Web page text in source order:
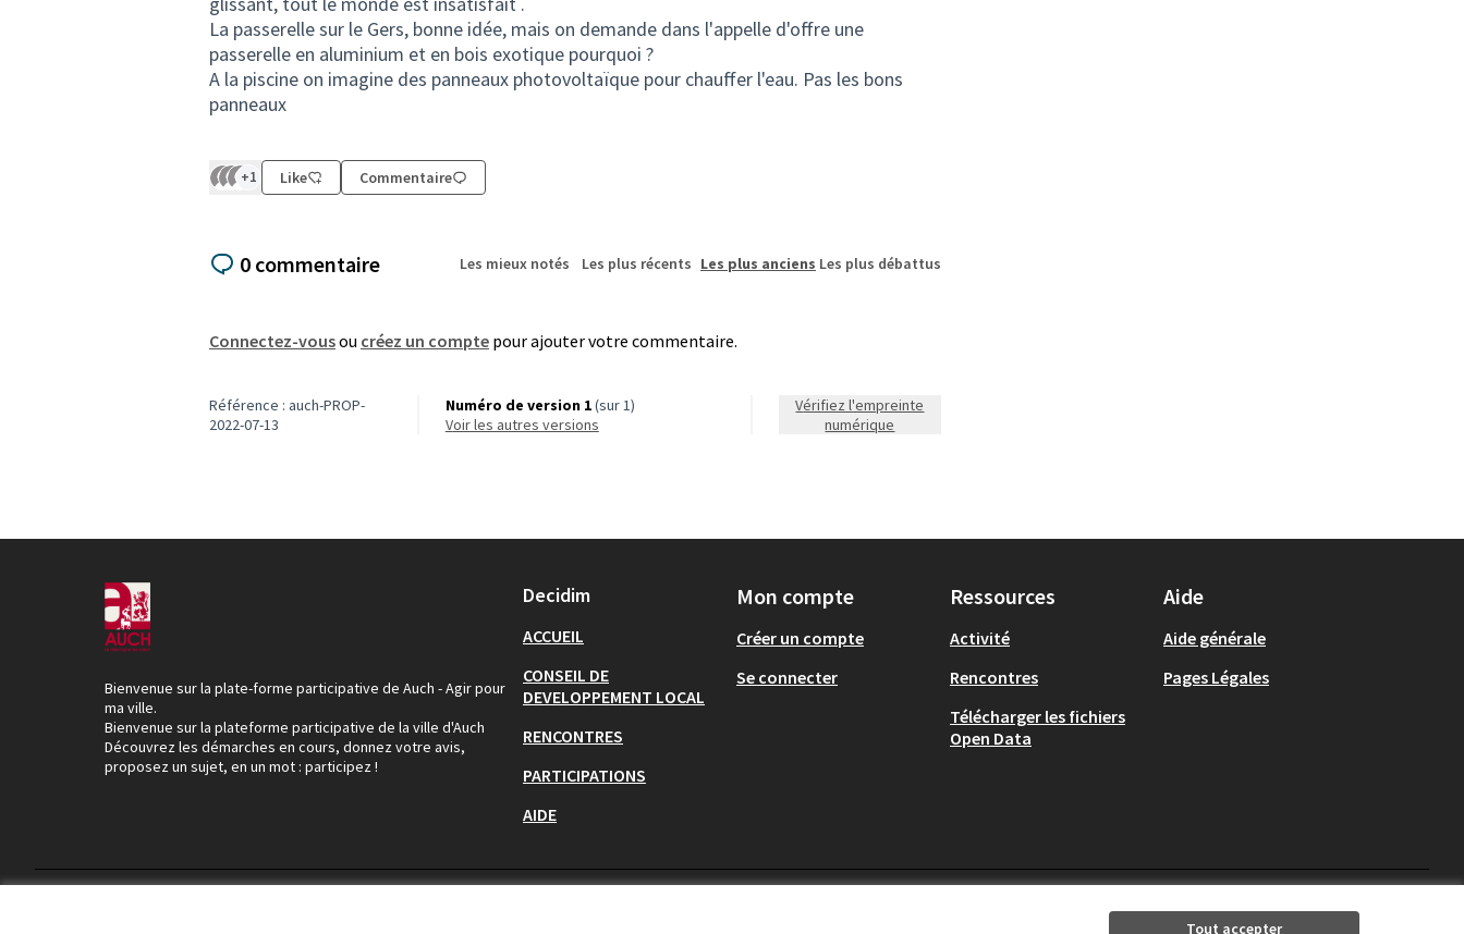
Tout accepter
La passerelle sur le Gers, bonne idée, mais on demande dans l'appelle d'offre une
passerelle en aluminium et en bois exotique pourquoi ?
A la piscine on imagine des panneaux photovoltaïque pour chauffer l'eau. Pas les bons
panneaux
+1 Like Commentaire
0 commentaire Les mieux notés Les plus récents Les plus anciens Les plus débattus
Connectez-vousou créez un compte pour ajouter votre commentaire.
Référence : auch-PROP-
2022-07-13
Numéro de version 1(sur 1)
voir les autres versions
Vérifiez l'empreinte
numérique
Bienvenue sur la plate-forme participative de Auch - Agir pour
ma ville.
Bienvenue sur la plateforme participative de la ville d'Auch
Découvrez les démarches en cours, donnez votre avis,
proposez un sujet, en un mot : participez !
Decidim
ACCUEIL
CONSEIL DE
DEVELOPPEMENT LOCAL
RENCONTRES
PARTICIPATIONS
AIDE
Mon compte
Créer un compte
Se connecter
Ressources
Activité
Rencontres
Télécharger les fichiers
Open Data
Aide
Aide générale
Pages Légales